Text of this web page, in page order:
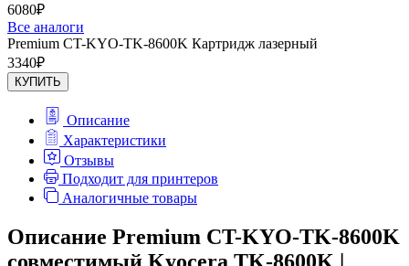
6080₽
Все аналоги
Premium CT-KYO-TK-8600K Картридж лазерный
3340₽
КУПИТЬ
Описание
Характеристики
Отзывы
Подходит для принтеров
Аналогичные товары
Описание Premium CT-KYO-TK-8600K
совместимый Kyocera TK-8600K |